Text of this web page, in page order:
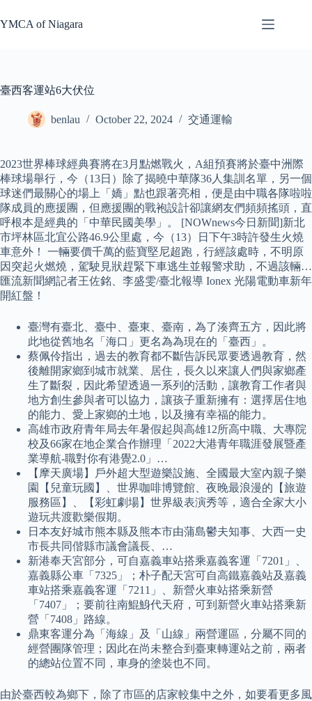
to
content
YMCA of Niagara
臺西客運站6大伏位
benlau October 22, 2024 交通運輸
2023世界棒球經典賽將在3月點燃戰火，A組預賽將於臺中洲際
棒球場舉行，今（13日）除了揭曉中華隊36人集訓名單，另一個
球迷們最關心的場上「嬌」點也跟著亮相，便是由中職各隊啦啦
隊成員的應援團，但應援團的戰袍設計卻讓網友們頻頻搖頭，直
呼根本是經典的「中華民國美學」。 [NOWnews今日新聞]新北
市坪林區北宜公路46.9公里處，今（13）日下午3時許發生火燒
車意外！ 一輛要價千萬的藍寶堅尼超跑，行經該處時，不明原
因突起火燃燒，駕駛見狀趕緊下車逃生並報警求助，不過該輛…
匯流新聞網記者王佐銘、李盛雯/臺北報導 Ionex 光陽電動車新年
開紅盤！
臺灣有臺北、臺中、臺東、臺南，為了湊齊五方，因此將
此地從舊地名「海口」更名為為現在的「臺西」。
蔡佩伶指出，過去的教育都不斷告訴民眾要透過教育，然
後離開家鄉到城市就業、居住，長久以來讓人們與家鄉產
生了斷裂，因此希望透過一系列的活動，讓教育工作者與
地方創生參與者可以協力，讓孩子重新擁有：選擇居住地
的能力、愛上家鄉的土地，以及擁有幸福的能力。
高雄市政府青年局去年暑假起與高雄12所高中職、大專院
校及66家在地企業合作辦理「2022大港青年職涯發展暨產
業導航-職對你有港覺2.0」…
【摩天廣場】戶外超大型遊樂設施、全國最大室內親子樂
園【兒童玩國】、世界咖啡博覽館、夜晚最浪漫的【旅遊
服務區】、【彩虹劇場】世界級表演秀等，適合全家大小
遊玩共渡歡樂假期。
日本友好城市熊本縣及熊本市由蒲島鬱夫知事、大西一史
市長共同偕縣市議會議長、…
新港奉天宮部分，可自嘉義車站搭乘嘉義客運「7201」、
嘉義縣公車「7325」；朴子配天宮可自高鐵嘉義站及嘉義
車站搭乘嘉義客運「7211」、新營火車站搭乘新營
「7407」；要前往南鯤鯓代天府，可到新營火車站搭乘新
營「7408」路線。
鼎東客運分為「海線」及「山線」兩營運區，分屬不同的
經營團隊管理；因此在尚未整合到臺東轉運站之前，兩者
的總站位置不同，車身的塗裝也不同。
由於臺西較為鄉下，除了市區的店家較集中之外，如要看更多風